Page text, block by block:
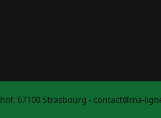
67100 Strasbourg - contact@ma-